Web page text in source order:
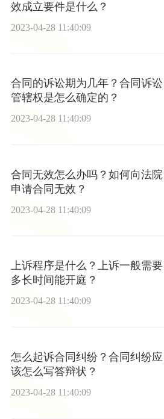
效成立要件是什么？
2023-04-28 11:40:09
合同的诉讼期为几年？合同诉讼
管辖权是怎么确定的？
2023-04-28 11:40:09
合同无效怎么办吗？如何向法院
申请合同无效？
2023-04-28 11:40:09
上诉程序是什么？上诉一般需要
多长时间能开庭？
2023-04-28 11:40:09
怎么起诉合同纠纷？合同纠纷应
该怎么写答辩状？
2023-04-28 11:40:09